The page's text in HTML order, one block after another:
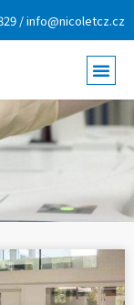
/ info@nicoletcz.cz